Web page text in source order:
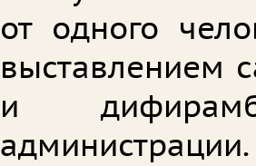
от одного
выставлением
и